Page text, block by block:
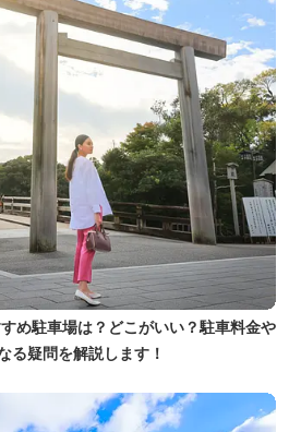
め駐車場は？どこがいい？駐車料金や
る疑問を解説します！